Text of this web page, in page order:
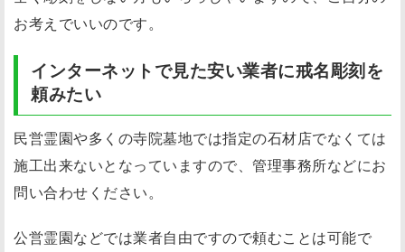
お考えでいいのです。
インターネットで見た安い業者に戒名彫刻を
頼みたい
民営霊園や多くの寺院墓地では指定の石材店でなくては
施工出来ないとなっていますので、管理事務所などにお
問い合わせください。
公営霊園などでは業者自由ですので頼むことは可能で